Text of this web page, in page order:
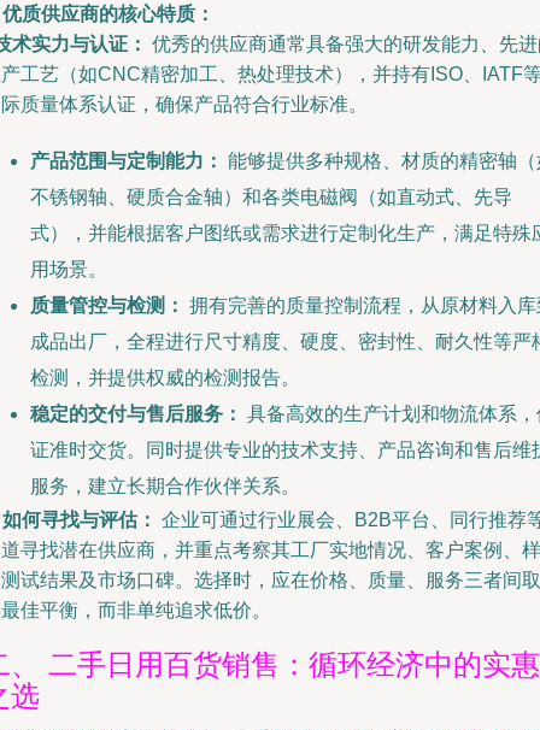
质供应商的核心特质：
术实力与认证： 优秀的供应商通常具备强大的研发能力、先
工艺（如CNC精密加工、热处理技术），并持有ISO、IATF
质量体系认证，确保产品符合行业标准。
产品范围与定制能力： 能够提供多种规格、材质的精密轴（
不锈钢轴、硬质合金轴）和各类电磁阀（如直动式、先导
式），并能根据客户图纸或需求进行定制化生产，满足特殊
用场景。
质量管控与检测： 拥有完善的质量控制流程，从原材料入库
成品出厂，全程进行尺寸精度、硬度、密封性、耐久性等严
检测，并提供权威的检测报告。
稳定的交付与售后服务： 具备高效的生产计划和物流体系，
证准时交货。同时提供专业的技术支持、产品咨询和售后维
服务，建立长期合作伙伴关系。
何寻找与评估： 企业可通过行业展会、B2B平台、同行推荐
寻找潜在供应商，并重点考察其工厂实地情况、客户案例、样
试结果及市场口碑。选择时，应在价格、质量、服务三者间取
佳平衡，而非单纯追求低价。
、 二手日用百货销售：循环经济中的实惠
选